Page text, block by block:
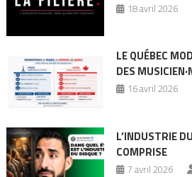
18 avril 2026
LE QUÉBEC
DES
16 avril 2026
L’INDUSTRIE
COMPRISE
7 avril 2026